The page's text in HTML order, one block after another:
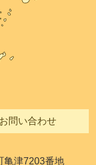
お問い合わせ
津7203番地